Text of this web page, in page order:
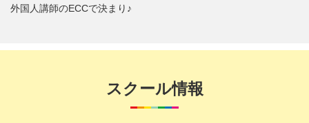
外国人講師のECCで決まり♪
スクール情報